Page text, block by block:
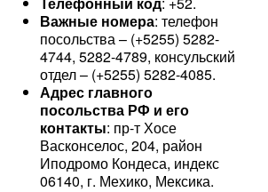
Важные номера: телефон
посольства – (+5255) 5282-
4744, 5282-4789, консульский
отдел – (+5255) 5282-4085.
Адрес главного
посольства РФ и его
контакты: пр-т Хосе
Васконселос, 204, район
Иподромо Кондеса, индекс
06140, г. Мехико, Мексика.